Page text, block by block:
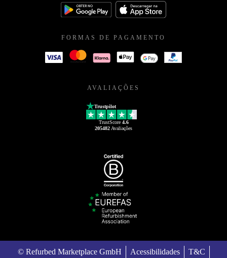
FORMAS DE PAGAMENTO
AVALIAÇÕES
Trustpilot
TrustScore 4.6
205482 Avaliações
© Refurbed Marketplace GmbH Acessibilidades T&C